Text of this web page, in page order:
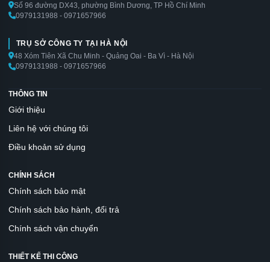
Số 96 đường DX43, phường Bình Dương, TP Hồ Chí Minh
0979131988 - 0971657966
TRỤ SỞ CÔNG TY TẠI HÀ NỘI
48 Xóm Tiên Xã Chu Minh - Quảng Oai - Ba Vì - Hà Nội
0979131988 - 0971657966
THÔNG TIN
Giới thiệu
Liên hệ với chúng tôi
Điều khoản sử dụng
CHÍNH SÁCH
Chính sách bảo mật
Chính sách bảo hành, đổi trả
Chính sách vận chuyển
THIẾT KẾ THI CÔNG